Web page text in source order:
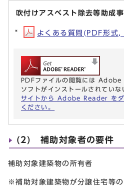
吹付けアスベスト除去等助成
よくある質問(PDF形式
PDFファイルの閲覧には
ソフトがインストールされていな
サイトから Adobe Reader をダ
ください。
(2) 補助対象者の要件
補助対象建築物の所有者
※補助対象建築物が分譲住宅等